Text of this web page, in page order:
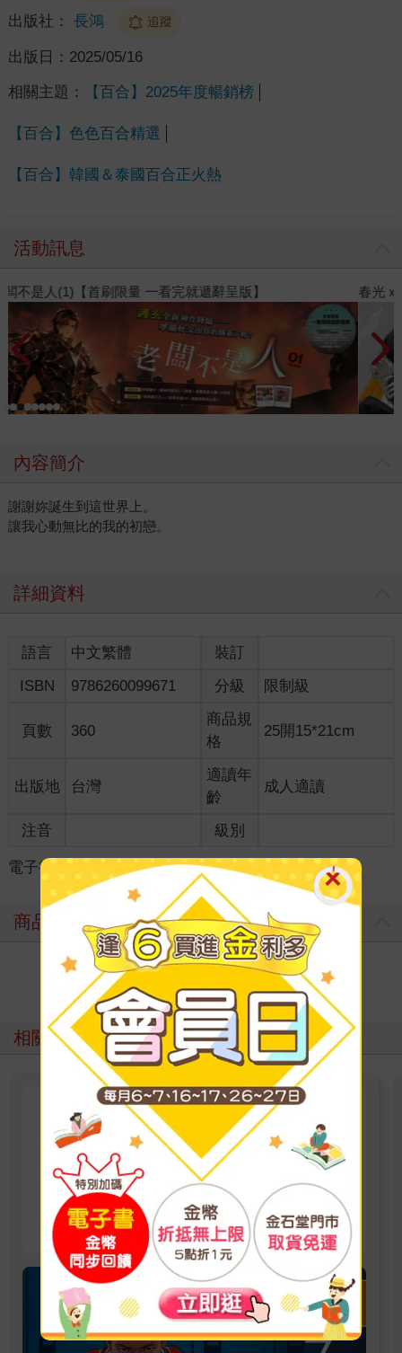
出版社： 長鴻 追蹤
出版日： 2025/05/16
相關主題： 【百合】2025年度暢銷榜
【百合】色色百合精選
【百合】韓國＆泰國百合正火熱
活動訊息
春光ｘ奇幻基地｜全書系展
內容簡介
謝謝妳誕生到這世界上。
讓我心動無比的我的初戀。
詳細資料
語言 中文繁體
裝訂
ISBN
9786260099671 分級 限制級
頁數 360
商品規
格
25開15*21cm
出版地 台灣
適讀年
齡
成人適讀
注音 級別
電子書 ＞ 漫畫 ＞ GL /百合 ＞ GL /百合
商品評價
寫評價
相關主題
尖端出版45週年特企：漫畫名家
推薦──井上雄彥
青春的熱血，即將再次沸騰！
看更多